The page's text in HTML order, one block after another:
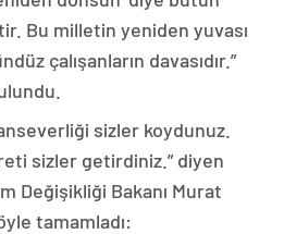
Bu milletin yeniden yuvası
çalışanların davasıdır.”
sizler koydunuz.
sizler getirdiniz.” diyen
Değişikliği Bakanı Murat
tamamladı: